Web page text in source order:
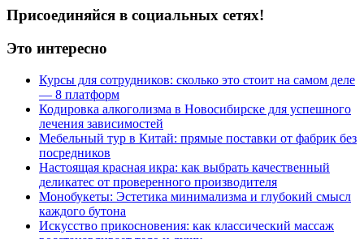
Присоединяйся в социальных сетях!
Это интересно
Курсы для сотрудников: сколько это стоит на самом деле
— 8 платформ
Кодировка алкоголизма в Новосибирске для успешного
лечения зависимостей
Мебельный тур в Китай: прямые поставки от фабрик без
посредников
Настоящая красная икра: как выбрать качественный
деликатес от проверенного производителя
Монобукеты: Эстетика минимализма и глубокий смысл
каждого бутона
Искусство прикосновения: как классический массаж